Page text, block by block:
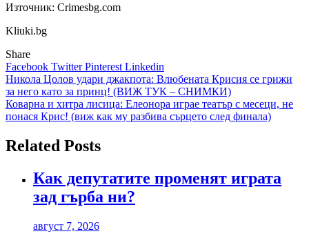
Източник: Crimesbg.com
Kliuki.bg
Share
Facebook TwitterPinterest Linkedin
Навигация
Никола Цолов удари джакпота: Влюбената Крисия се грижи
за него като за принц! (ВИЖ ТУК – СНИМКИ)
Коварна и хитра лисица: Елеонора играе театър с месеци, не
понася Крис! (виж как му разбива сърцето след финала)
Related Posts
Как депутатите променят играта
зад гърба ни?
август 7, 2026